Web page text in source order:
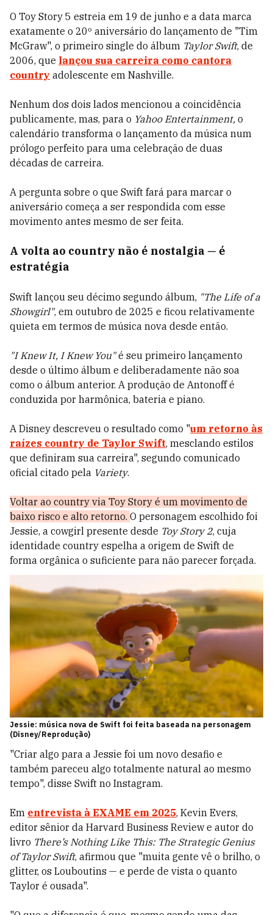
O Toy Story 5 estreia em 19 de junho e a data marca
exatamente o 20º aniversário do lançamento de "Tim
McGraw", o primeiro single do álbum Taylor Swift, de
2006, que lançou sua carreira como cantora
country adolescente em Nashville.
Nenhum dos dois lados mencionou a coincidência
publicamente, mas, para o Yahoo Entertainment, o
calendário transforma o lançamento da música num
prólogo perfeito para uma celebração de duas
décadas de carreira.
A pergunta sobre o que Swift fará para marcar o
aniversário começa a ser respondida com esse
movimento antes mesmo de ser feita.
A volta ao country não é nostalgia — é
estratégia
Swift lançou seu décimo segundo álbum, "The Life of a
Showgirl", em outubro de 2025 e ficou relativamente
quieta em termos de música nova desde então.
"I Knew It, I Knew You"é seu primeiro lançamento
desde o último álbum e deliberadamente não soa
como o álbum anterior. A produção de Antonoff é
conduzida por harmônica, bateria e piano.
A Disney descreveu o resultado como "um retorno às
raízes country de Taylor Swift, mesclando estilos
que definiram sua carreira", segundo comunicado
oficial citado pela Variety.
Voltar ao country via Toy Story é um movimento de
baixo risco e alto retorno. O personagem escolhido foi
Jessie, a cowgirl presente desde Toy Story 2, cuja
identidade country espelha a origem de Swift de
forma orgânica o suficiente para não parecer forçada.
Jessie: música nova de Swift foi feita baseada na personagem
(Disney/Reprodução)
"Criar algo para a Jessie foi um novo desafio e
também pareceu algo totalmente natural ao mesmo
tempo", disse Swift no Instagram.
Em entrevista à EXAME em 2025, Kevin Evers,
editor sênior da Harvard Business Review e autor do
livro There’s Nothing Like This: The Strategic Genius
of Taylor Swift, afirmou que "muita gente vê o brilho, o
glitter, os Louboutins — e perde de vista o quanto
Taylor é ousada".